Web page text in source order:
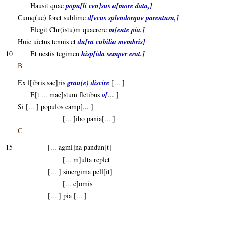
Hausit quaepopu[li cen]sus a[more data,]
Cumq(ue) foret sublimed[ecus splendorque parentum,]
Elegit Chr(istu)m quaerere m[ente pia.]
Huic uictus tenuis etdu[ra cubilia membris]
10 Et uestis tegimen hisp[ida semper erat.]
B
Ex l[ibris sac]ris grau(e) discire [... ]
E[t ... mae]stum fletibus o[... ]
Si [... ] populos camp[... ]
[... ]ibo pania[... ]
C
15
[... agmi]na pandun[t]
[... m]ulta replet
[... ] sinergima pell[it]
[... c]omis
[... ] pia [... ]